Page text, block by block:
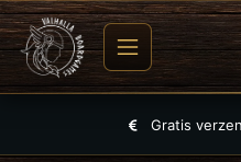
Gratis